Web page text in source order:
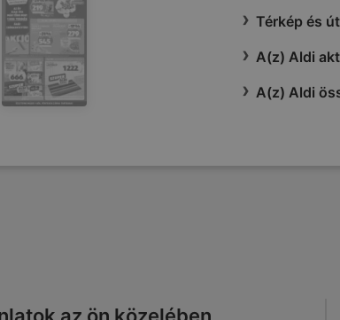
Térkép és
A(z) Aldi
A(z) Aldi
az ön közelében